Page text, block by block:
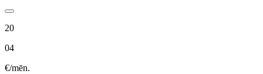
20
04
€/mēn.